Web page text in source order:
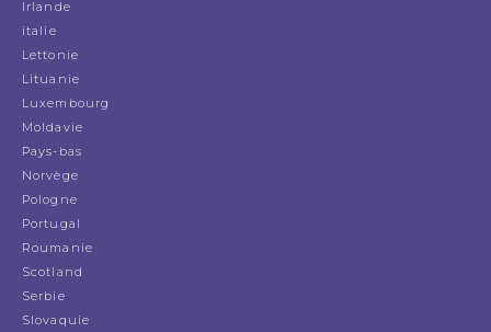
Irlande
italie
Lettonie
Lituanie
Luxembourg
Moldavie
Pays-bas
Norvège
Pologne
Portugal
Roumanie
Scotland
Serbie
Slovaquie